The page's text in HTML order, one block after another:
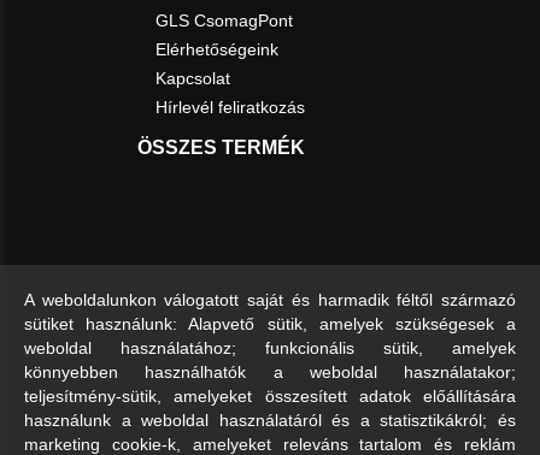
GLS CsomagPont
Elérhetőségeink
Kapcsolat
Hírlevél feliratkozás
ÖSSZES TERMÉK
A weboldalunkon válogatott saját és harmadik féltől származó
sütiket használunk: Alapvető sütik, amelyek szükségesek a
weboldal használatához; funkcionális sütik, amelyek
könnyebben használhatók a weboldal használatakor;
teljesítmény-sütik, amelyeket összesített adatok előállítására
használunk a weboldal használatáról és a statisztikákról; és
marketing cookie-k, amelyeket releváns tartalom és reklám